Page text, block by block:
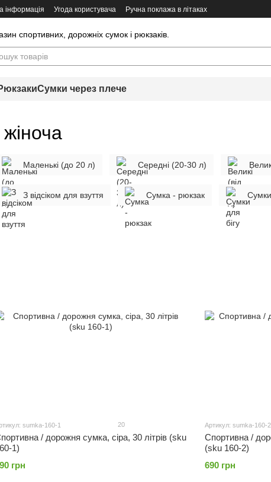
інформація Угода користувача Ручна поклажа в літаках
спортивних, дорожніх сумок і рюкзаків.
Сумки через плече
Маленькі (до 20 л) Середні (20-30 л)
З відсіком для взуття Сумка - рюкзак
sumka-160-1 20
/ дорожня сумка, сіра, 30 літрів (sku
1)
грн
Артикул: sumka-160-2
Спортивна /
(sku 160-2)
690 грн